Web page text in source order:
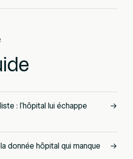
: l'hôpital lui échappe
→
donnée hôpital qui manque
→